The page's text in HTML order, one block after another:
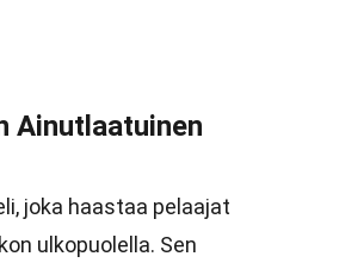
Ainutlaatuinen
joka haastaa pelaajat
ulkopuolella. Sen